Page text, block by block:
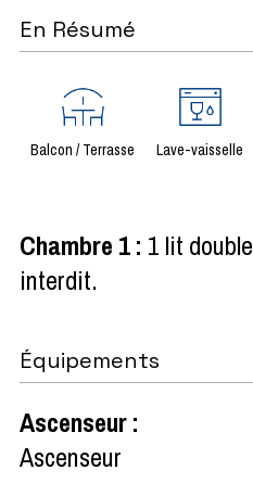
En Résumé
Balcon / Terrasse Lave-vaisselle
Chambre 1: 1 lit double
interdit
Équipements
Ascenseur:
Ascenseur